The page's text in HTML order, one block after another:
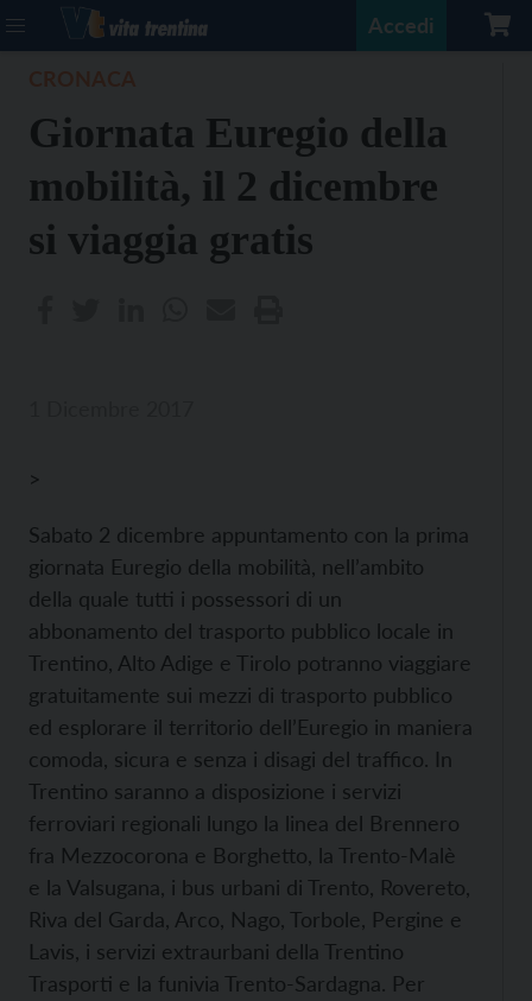
Accedi
Giornata Euregio della
mobilità, il 2 dicembre
si viaggia gratis
>
Sabato 2 dicembre appuntamento con la prima
giornata Euregio della mobilità, nell’ambito
della quale tutti i possessori di un
abbonamento del trasporto pubblico locale in
Trentino, Alto Adige e Tirolo potranno viaggiare
gratuitamente sui mezzi di trasporto pubblico
ed esplorare il territorio dell’Euregio in maniera
comoda, sicura e senza i disagi del traffico. In
Trentino saranno a disposizione i servizi
ferroviari regionali lungo la linea del Brennero
fra Mezzocorona e Borghetto, la Trento-Malè
e la Valsugana, i bus urbani di Trento, Rovereto,
Riva del Garda, Arco, Nago, Torbole, Pergine e
Lavis, i servizi extraurbani della Trentino
Trasporti e la funivia Trento-Sardagna. Per